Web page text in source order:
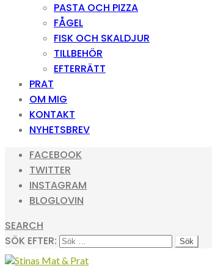
PASTA OCH PIZZA
FÅGEL
FISK OCH SKALDJUR
TILLBEHÖR
EFTERRÄTT
PRAT
OM MIG
KONTAKT
NYHETSBREV
FACEBOOK
TWITTER
INSTAGRAM
BLOGLOVIN
SEARCH
SÖK EFTER: